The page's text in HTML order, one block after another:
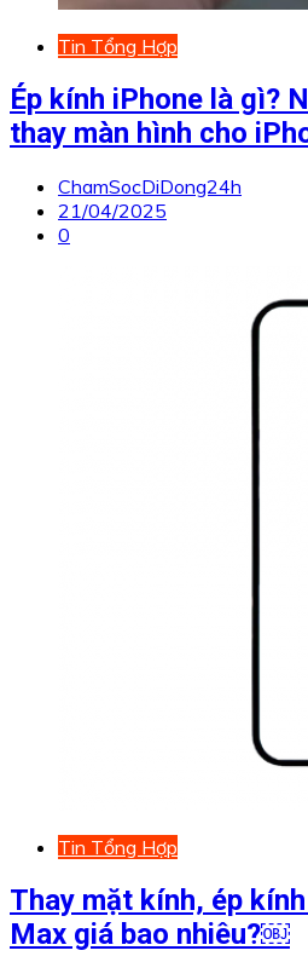
Tin Tổng Hợp
Ép kính iPhone là gì?
thay màn hình cho
ChamSocDiDong24h
21/04/2025
0
Tin Tổng Hợp
Thay mặt kính, ép
Max giá bao nhiêu?￼